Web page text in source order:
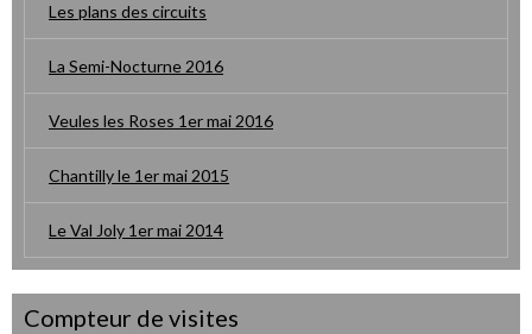
Les plans des circuits
La Semi-Nocturne 2016
Veules les Roses 1er mai 2016
Chantilly le 1er mai 2015
Le Val Joly 1er mai 2014
Compteur de visites